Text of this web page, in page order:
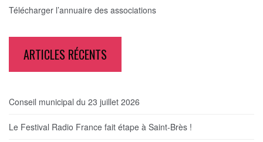
Télécharger l’annuaire des associations
ARTICLES RÉCENTS
Conseil municipal du 23 juillet 2026
Le Festival Radio France fait étape à Saint-Brès !